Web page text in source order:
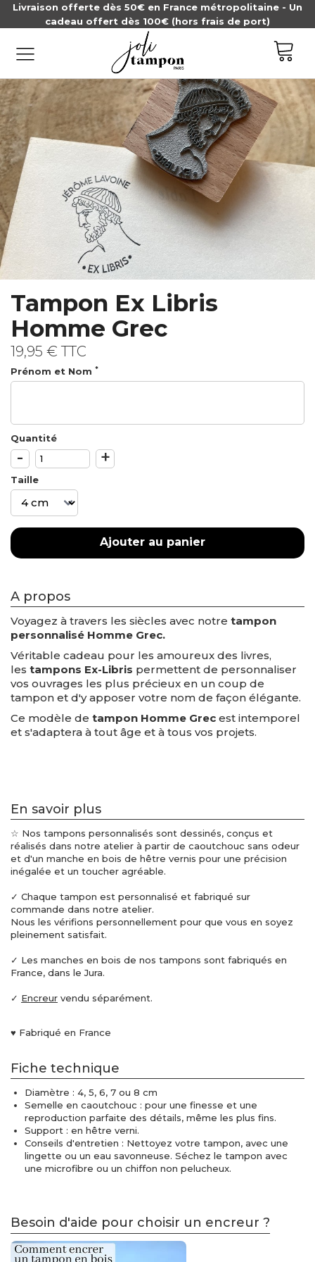
Livraison offerte dès 50€ en France métropolitaine - Un
cadeau offert dès 100€ (hors frais de port)
Tampon Ex Libris
Homme Grec
19,95 € TTC
Prénom et Nom *
Quantité
- +
Taille
Ajouter au panier
A propos
Voyagez à travers les siècles avec notre tampon
personnalisé Homme Grec.
Véritable cadeau pour les amoureux des livres,
les tampons Ex-Libris permettent de personnaliser
vos ouvrages les plus précieux en un coup de
tampon et d'y apposer votre nom de façon élégante.
Ce modèle de tampon Homme Grec est intemporel
et s'adaptera à tout âge et à tous vos projets.
En savoir plus
☆ Nos tampons personnalisés sont dessinés, conçus et
réalisés dans notre atelier à partir de caoutchouc sans odeur
et d'un manche en bois de hêtre vernis pour une précision
inégalée et un toucher agréable.
✓ Chaque tampon est personnalisé et fabriqué sur
commande dans notre atelier.
Nous les vérifions personnellement pour que vous en soyez
pleinement satisfait.
✓ Les manches en bois de nos tampons sont fabriqués en
France, dans le Jura.
✓ Encreur vendu séparément.
♥ Fabriqué en France
Fiche technique
Diamètre : 4, 5, 6, 7 ou 8 cm
Semelle en caoutchouc : pour une finesse et une
reproduction parfaite des détails, même les plus fins.
Support : en hêtre verni.
Conseils d'entretien : Nettoyez votre tampon, avec une
lingette ou un eau savonneuse. Séchez le tampon avec
une microfibre ou un chiffon non pelucheux.
Besoin d'aide pour choisir un encreur ?